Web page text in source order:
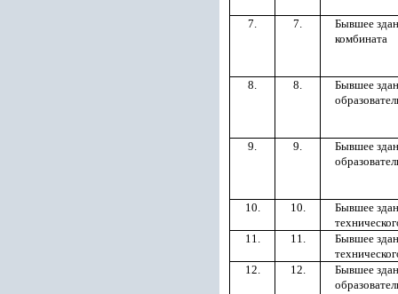
7.
7.
Бывшее
комбината
8. 8.
Бывшее
9. 9.
Бывшее
10. 10.
Бывшее
11.
11.
Бывшее
12.
12.
Бывшее